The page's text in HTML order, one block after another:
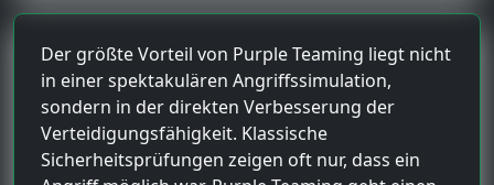
Der größte Vorteil von Purple Teaming liegt nicht
in einer spektakulären Angriffssimulation,
sondern in der direkten Verbesserung der
Verteidigungsfähigkeit. Klassische
Sicherheitsprüfungen zeigen oft nur, dass ein